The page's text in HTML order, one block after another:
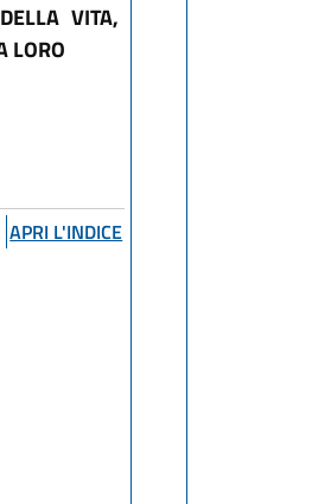
VITA,
LORO
APRI L'INDICE